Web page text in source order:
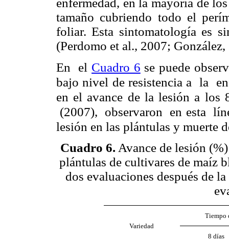
enfermedad, en la mayoría de
tamaño cubriendo todo el
foliar. Esta sintomatología es
(Perdomo et al., 2007;
En el Cuadro 6 se puede
bajo nivel de resistencia a la
en el avance de la lesión a
(2007), observaron en esta
lesión en las plántulas y muerte
Cuadro 6. Avance de lesión
plántulas de cultivares de maíz
dos evaluaciones después de
Variedad
Tiempo
8 días